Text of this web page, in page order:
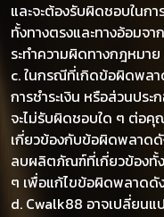
และจะต้องรับผิดชอบในก
ทั้งทางตรงและทางอ้อมจ
ระทำความผิดทางกฎหมาย
c. ในกรณีที่เกิดข้อผิดพลา
การชำระเงิน หรือส่วนปร
จะไม่รับผิดชอบใด ๆ ต่อ
เกี่ยวข้องกับข้อผิดพลาด
ลบผลิตภัณฑ์ที่เกี่ยวข้องทั้
ๆ เพื่อแก้ไขข้อผิดพลาดดั
d. Cwalk88 อาจเปลี่ยน